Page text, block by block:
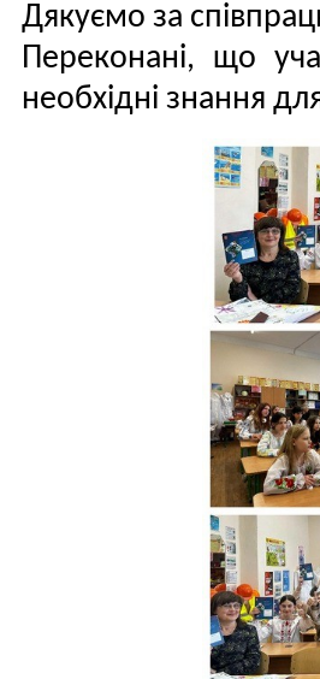
Дякуємо за
Переконані, що
необхідні знання